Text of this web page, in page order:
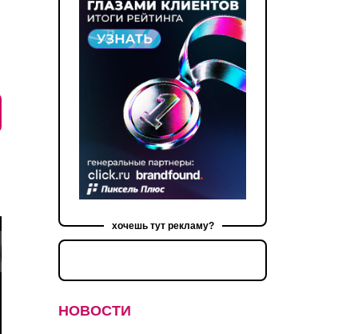
хочешь тут рекламу?
НОВОСТИ